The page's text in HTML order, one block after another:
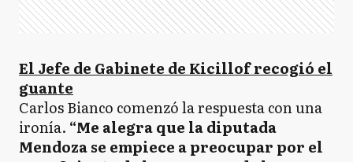
El Jefe de Gabinete de Kicillof recogió el
guante
Carlos Bianco comenzó la respuesta con una
ironía. “Me alegra que la diputada
Mendoza se empiece a preocupar por el